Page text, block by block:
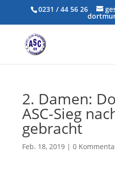
0231 / 44 56 26
2. Damen:
ASC-Sieg
gebracht
Feb. 18, 2019| 0